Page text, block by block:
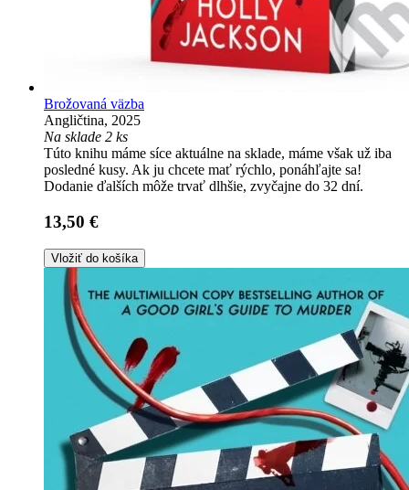
Brožovaná väzba
Angličtina, 2025
Na sklade 2 ks
Túto knihu máme síce aktuálne na sklade, máme však už iba
posledné kusy. Ak ju chcete mať rýchlo, ponáhľajte sa!
Dodanie ďalších môže trvať dlhšie, zvyčajne do 32 dní.
13,50 €
Vložiť do košíka